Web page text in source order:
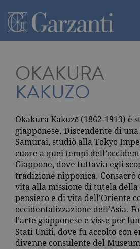
OKAKURA
KAKUZO
Okakura Kakuzō (1862-1913) è
giapponese. Discendente di
Samurai, studiò alla Tokyo
cuore a quei tempi
Giappone, dove tuttavia egli
tradizione nipponica.
vita alla missione di tutela
pensiero e di vita dell’Oriente
occidentalizzazione dell’Asia.
l’arte giapponese e visse per
Stati Uniti, dove fu accolto con
divenne consulente del